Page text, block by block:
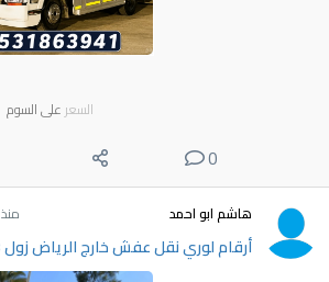
السعر على السوم
0
هاشم ابو احمد منذ 5 ساعات
أرقام لوري نقل عفش خارج الرياض زول 0550378503